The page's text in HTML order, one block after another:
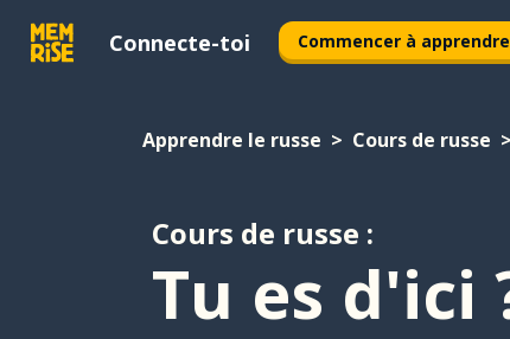
Connecte-toi Commencer à apprendre
Apprendre le russe Cours de russe
Cours de russe :
Tu es d'ici